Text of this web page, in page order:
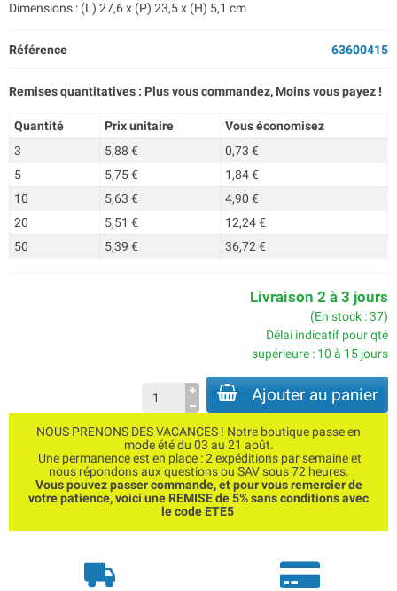
Dimensions : (L) 27,6 x (P) 23,5 x (H) 5,1 cm
Référence 63600415
Remises quantitatives : Plus vous commandez, Moins vous payez !
Quantité Prix unitaire
Vous économisez
3
5,88 €
0,73 €
5
5,75 €
1,84 €
10
5,63 €
4,90 €
20
5,51 €
12,24 €
50
5,39 € 36,72 €
Livraison 2 à 3 jours
(En stock : 37)
Délai indicatif pour qté
supérieure : 10 à 15 jours
Ajouter au panier
NOUS PRENONS DES VACANCES ! Notre boutique passe en
mode été du 03 au 21 août.
Une permanence est en place : 2 expéditions par semaine et
nous répondons aux questions ou SAV sous 72 heures.
Vous pouvez passer commande, et pour vous remercier de
votre patience, voici une REMISE de 5% sans conditions avec
le code ETE5